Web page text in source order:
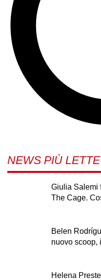
NEWS PIÙ LETTE
Giulia Salemi
The Cage.
Belen
nuovo scoop,
Helena